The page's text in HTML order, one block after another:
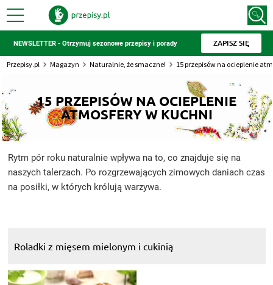
NEWSLETTER - Otrzymuj sezonowe przepisy i porady ZAPISZ SIĘ
Przepisy.pl Magazyn Naturalnie, że smaczne! 15 przepisów na ocieplenie
15 PRZEPISÓW NA OCIEPLENIE
ATMOSFERY W KUCHNI
Rytm pór roku naturalnie wpływa na to, co znajduje się na
naszych talerzach. Po rozgrzewających zimowych daniach czas
na posiłki, w których królują warzywa.
Roladki z mięsem mielonym i cukinią